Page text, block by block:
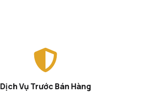
Dịch Vụ Trước Bán Hàng